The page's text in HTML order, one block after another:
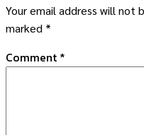
Your email address will not
marked *
Comment *